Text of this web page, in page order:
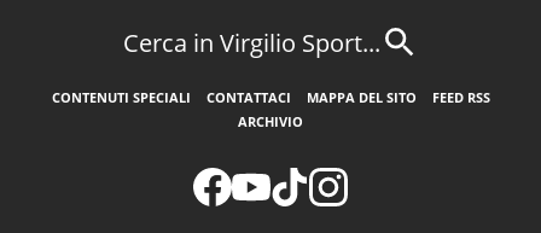
Cerca in Virgilio Sport...
CONTENUTI SPECIALI CONTATTACI MAPPA DEL SITO
FEED RSS
ARCHIVIO